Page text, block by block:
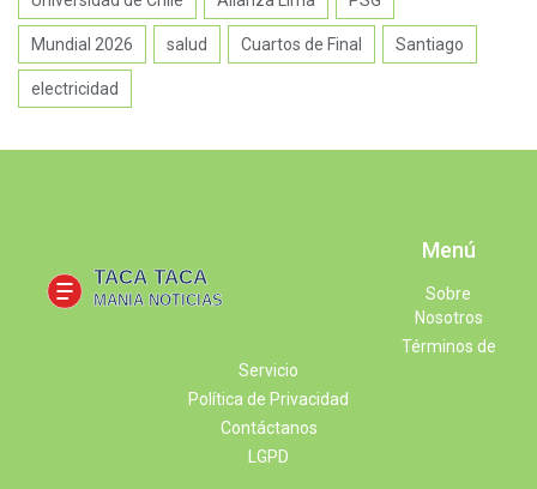
Mundial 2026 salud Cuartos de Final Santiago
electricidad
Menú
Sobre
Nosotros
Términos de
Servicio
Política de Privacidad
Contáctanos
LGPD